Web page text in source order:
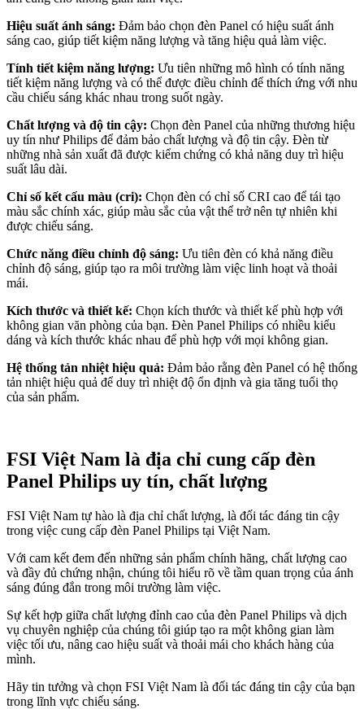
Hiệu suất ánh sáng: Đảm bảo chọn đèn Panel có hiệu suất ánh
sáng cao, giúp tiết kiệm năng lượng và tăng hiệu quả làm việc.
Tính tiết kiệm năng lượng: Ưu tiên những mô hình có tính năng
tiết kiệm năng lượng và có thể được điều chỉnh để thích ứng với nhu
cầu chiếu sáng khác nhau trong suốt ngày.
Chất lượng và độ tin cậy: Chọn đèn Panel của những thương hiệu
uy tín như Philips để đảm bảo chất lượng và độ tin cậy. Đèn từ
những nhà sản xuất đã được kiểm chứng có khả năng duy trì hiệu
suất lâu dài.
Chỉ số kết cấu màu (cri): Chọn đèn có chỉ số CRI cao để tái tạo
màu sắc chính xác, giúp màu sắc của vật thể trở nên tự nhiên khi
được chiếu sáng.
Chức năng điều chỉnh độ sáng: Ưu tiên đèn có khả năng điều
chỉnh độ sáng, giúp tạo ra môi trường làm việc linh hoạt và thoải
mái.
Kích thước và thiết kế: Chọn kích thước và thiết kế phù hợp với
không gian văn phòng của bạn. Đèn Panel Philips có nhiều kiểu
dáng và kích thước khác nhau để phù hợp với mọi không gian.
Hệ thống tản nhiệt hiệu quả: Đảm bảo rằng đèn Panel có hệ thống
tản nhiệt hiệu quả để duy trì nhiệt độ ổn định và gia tăng tuổi thọ
của sản phẩm.
FSI Việt Nam là địa chỉ cung cấp đèn
Panel Philips uy tín, chất lượng
FSI Việt Nam tự hào là địa chỉ chất lượng, là đối tác đáng tin cậy
trong việc cung cấp đèn Panel Philips tại Việt Nam.
Với cam kết đem đến những sản phẩm chính hãng, chất lượng cao
và đầy đủ chứng nhận, chúng tôi hiểu rõ về tầm quan trọng của ánh
sáng đúng đắn trong môi trường làm việc.
Sự kết hợp giữa chất lượng đỉnh cao của đèn Panel Philips và dịch
vụ chuyên nghiệp của chúng tôi giúp tạo ra một không gian làm
việc tối ưu, nâng cao hiệu suất và thoải mái cho khách hàng của
mình.
Hãy tin tưởng và chọn FSI Việt Nam là đối tác đáng tin cậy của bạn
trong lĩnh vực chiếu sáng.